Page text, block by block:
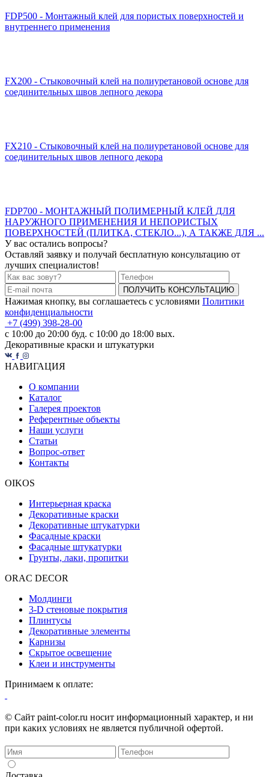
FDP500 - Монтажный клей для пористых поверхностей и
внутреннего применения
FX200 - Стыковочный клей на полиуретановой основе для
соединительных швов лепного декора
FX210 - Стыковочный клей на полиуретановой основе для
соединительных швов лепного декора
FDP700 - МОНТАЖНЫЙ ПОЛИМЕРНЫЙ КЛЕЙ ДЛЯ
НАРУЖНОГО ПРИМЕНЕНИЯ И НЕПОРИСТЫХ
ПОВЕРХНОСТЕЙ (ПЛИТКА, СТЕКЛО...), А ТАКЖЕ ДЛЯ ...
У вас остались вопросы?
Оставляй заявку и получай бесплатную консультацию от
лучших специалистов!
ПОЛУЧИТЬ КОНСУЛЬТАЦИЮ
Нажимая кнопку, вы соглашаетесь с условиями Политики
конфиденциальности
+7 (499) 398-28-00
с 10:00 до 20:00 буд. с 10:00 до 18:00 вых.
Декоративные краски и штукатурки
НАВИГАЦИЯ
О компании
Каталог
Галерея проектов
Референтные объекты
Наши услуги
Статьи
Вопрос-ответ
Контакты
OIKOS
Интерьерная краска
Декоративные краски
Декоративные штукатурки
Фасадные краски
Фасадные штукатурки
Грунты, лаки, пропитки
ORAC DECOR
Молдинги
3-D стеновые покрытия
Плинтусы
Декоративные элементы
Карнизы
Скрытое освещение
Клеи и инструменты
Принимаем к оплате:
© Сайт paint-color.ru носит информационный характер, и ни
при каких условиях не является публичной офертой.